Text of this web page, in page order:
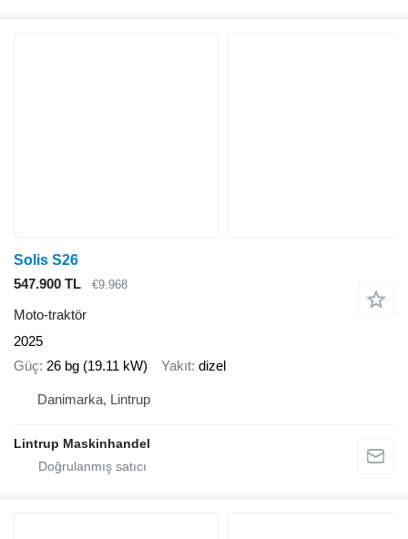
Solis S26
547.900 TL
€9.968
Moto-traktör
2025
Güç 26 bg (19.11 kW) Yakıt dizel
Danimarka, Lintrup
Lintrup Maskinhandel